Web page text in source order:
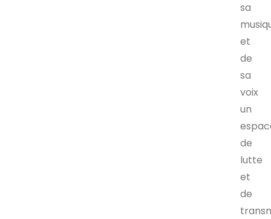
sa
et
de
sa
voix
un
de
lutte
et
de